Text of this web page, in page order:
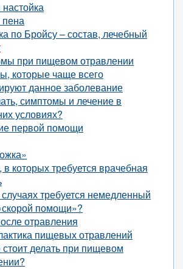
по Бройсу – состав, лечебный
при пищевом отравлении
которые чаще всего
данное заболевание
симптомы и лечение в
условиях?
первой помощи
которых требуется врачебная
случаях требуется немедленный
помощи»?
отравления
пищевых отравлений
стоит делать при пищевом